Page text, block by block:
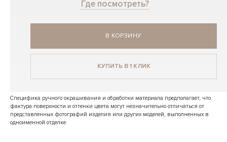
Где посмотреть?
В КОРЗИНУ
КУПИТЬ В 1 КЛИК
Специфика ручного окрашивания и обработки материала предполагает, что
фактура поверхности и оттенки цвета могут незначительно отличаться от
представленных фотографий изделия или других моделей, выполненных в
одноименной отделке.